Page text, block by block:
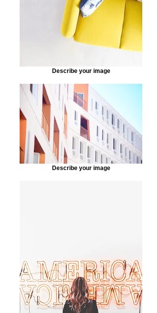
Describe your image
Describe your image